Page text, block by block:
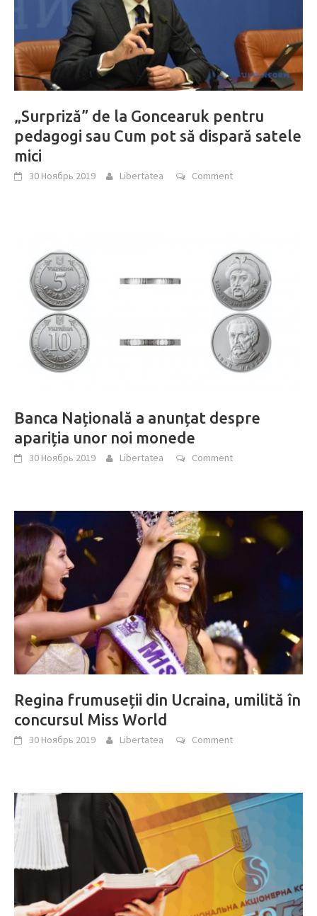
„Surpriză” de la Goncearuk pentru
pedagogi sau Cum pot să dispară satele
mici
30 Ноябрь 2019 Libertatea Comment
Banca Națională a anunțat despre
apariția unor noi monede
30 Ноябрь 2019 Libertatea Comment
Regina frumuseții din Ucraina, umilită în
concursul Miss World
30 Ноябрь 2019 Libertatea Comment